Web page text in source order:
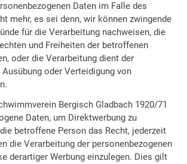
Daten im Falle des
mehr, es sei denn, wir können zwingende
für die Verarbeitung nachweisen, die
und Freiheiten der betroffenen
oder die Verarbeitung dient der
Ausübung oder Verteidigung von
Bergisch Gladbach 1920/71
Daten, um Direktwerbung zu
betroffene Person das Recht, jederzeit
die Verarbeitung der personenbezogenen
derartiger Werbung einzulegen. Dies gilt